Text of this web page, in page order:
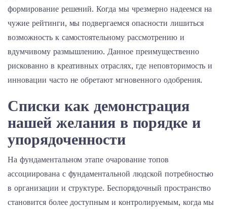
формирование решений. Когда мы чрезмерно надеемся на
чужие рейтинги, мы подвергаемся опасности лишиться
возможность к самостоятельному рассмотрению и
вдумчивому размышлению. Данное преимущественно
рискованно в креативных отраслях, где неповторимость и
инновации часто не обретают мгновенного одобрения.
Списки как демонстрация
нашей желания в порядке и
упорядоченности
На фундаментальном этапе очарование топов
ассоциирована с фундаментальной людской потребностью
в организации и структуре. Беспорядочный пространство
становится более доступным и контролируемым, когда мы